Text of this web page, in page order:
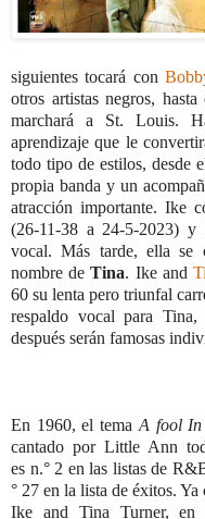
siguientes tocará con
otros artistas negros,
marchará a St. Louis.
aprendizaje que le
todo tipo de estilos, desde
propia banda y un
atracción importante. Ike
(26-11-38 a 24-5-2023)
vocal. Más tarde, ella se
nombre deTina. Ike and
60 su lenta pero triunfal
respaldo vocal para
después serán famosas
En 1960, el tema A fool In
cantado por Little Ann
es n.° 2 en las listas de
° 27 en la lista de éxitos. Ya
Ike and Tina Turner, en